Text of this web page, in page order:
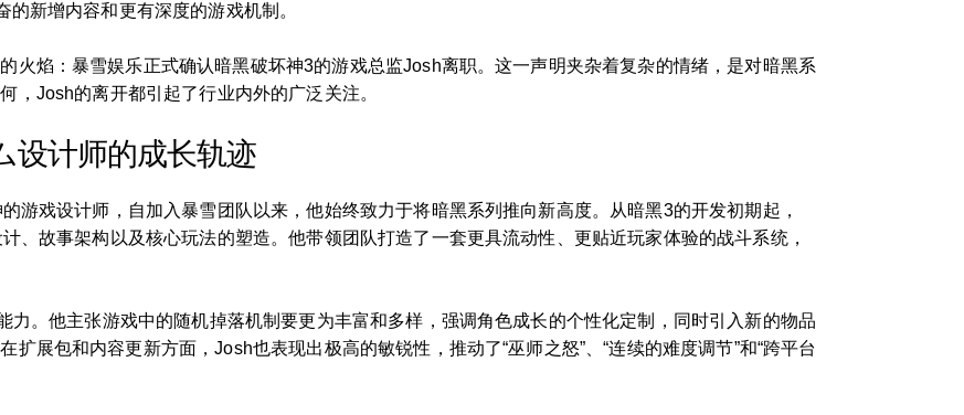
的新增内容和更有深度的游戏机制。
火焰：暴雪娱乐正式确认暗黑破坏神3的游戏总监Josh离职。这一声明夹杂着复杂的情绪，是对暗黑系
，Josh的离开都引起了行业内外的广泛关注。
设计师的成长轨迹
游戏设计师，自加入暴雪团队以来，他始终致力于将暗黑系列推向新高度。从暗黑3的开发初期起，
、故事架构以及核心玩法的塑造。他带领团队打造了一套更具流动性、更贴近玩家体验的战斗系统，
。他主张游戏中的随机掉落机制要更为丰富和多样，强调角色成长的个性化定制，同时引入新的物品
展包和内容更新方面，Josh也表现出极高的敏锐性，推动了“巫师之怒”、“连续的难度调节”和“跨平台